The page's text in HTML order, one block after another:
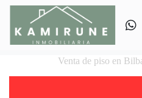
Venta de piso en